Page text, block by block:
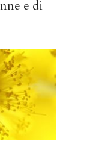
e di